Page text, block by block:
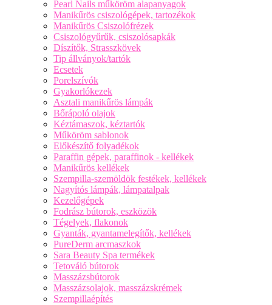
Pearl Nails műköröm alapanyagok
Manikűrös csiszológépek, tartozékok
Manikűrös Csiszolófrézek
Csiszológyűrűk, csiszolósapkák
Díszítők, Strasszkövek
Tip állványok/tartók
Ecsetek
Porelszívók
Gyakorlókezek
Asztali manikűrös lámpák
Bőrápoló olajok
Kéztámaszok, kéztartók
Műköröm sablonok
Előkészítő folyadékok
Paraffin gépek, paraffinok - kellékek
Manikűrös kellékek
Szempilla-szemöldök festékek, kellékek
Nagyítós lámpák, lámpatalpak
Kezelőgépek
Fodrász bútorok, eszközök
Tégelyek, flakonok
Gyanták, gyantamelegítők, kellékek
PureDerm arcmaszkok
Sara Beauty Spa termékek
Tetováló bútorok
Masszázsbútorok
Masszázsolajok, masszázskrémek
Szempillaépítés